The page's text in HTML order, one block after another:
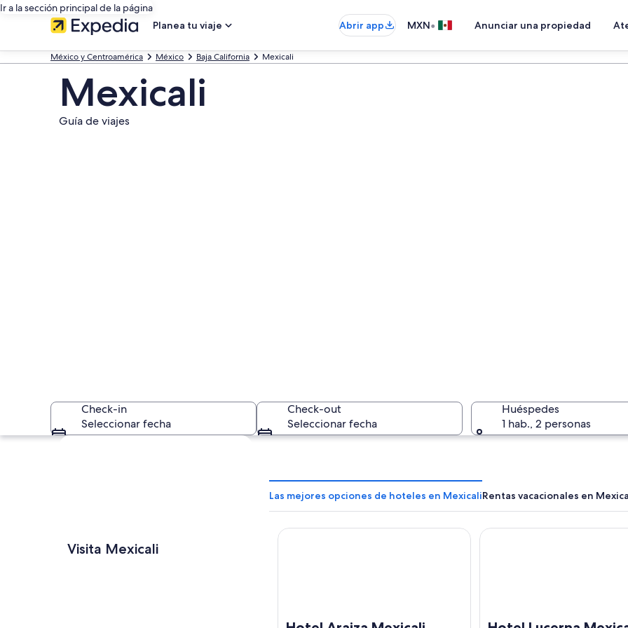
Ir a la sección principal de la página
Planea tu viaje
Abrir app MXN• Anunciar una propiedad
México y Centroamérica México Baja California Mexicali
Mexicali
Guía de viajes
Un paisaje urbano con una colina destacada y un edificio grande con antenas.
Check-in
Seleccionar fecha
Check-out
Seleccionar fecha
Huéspedes
1 hab., 2 personas
Explorar mapa
Visita Mexicali
Las mejores opciones de hoteles en MexicaliRentas vacacionales en
Hotel Araiza Mexicali Hotel Lucerna Mexicali